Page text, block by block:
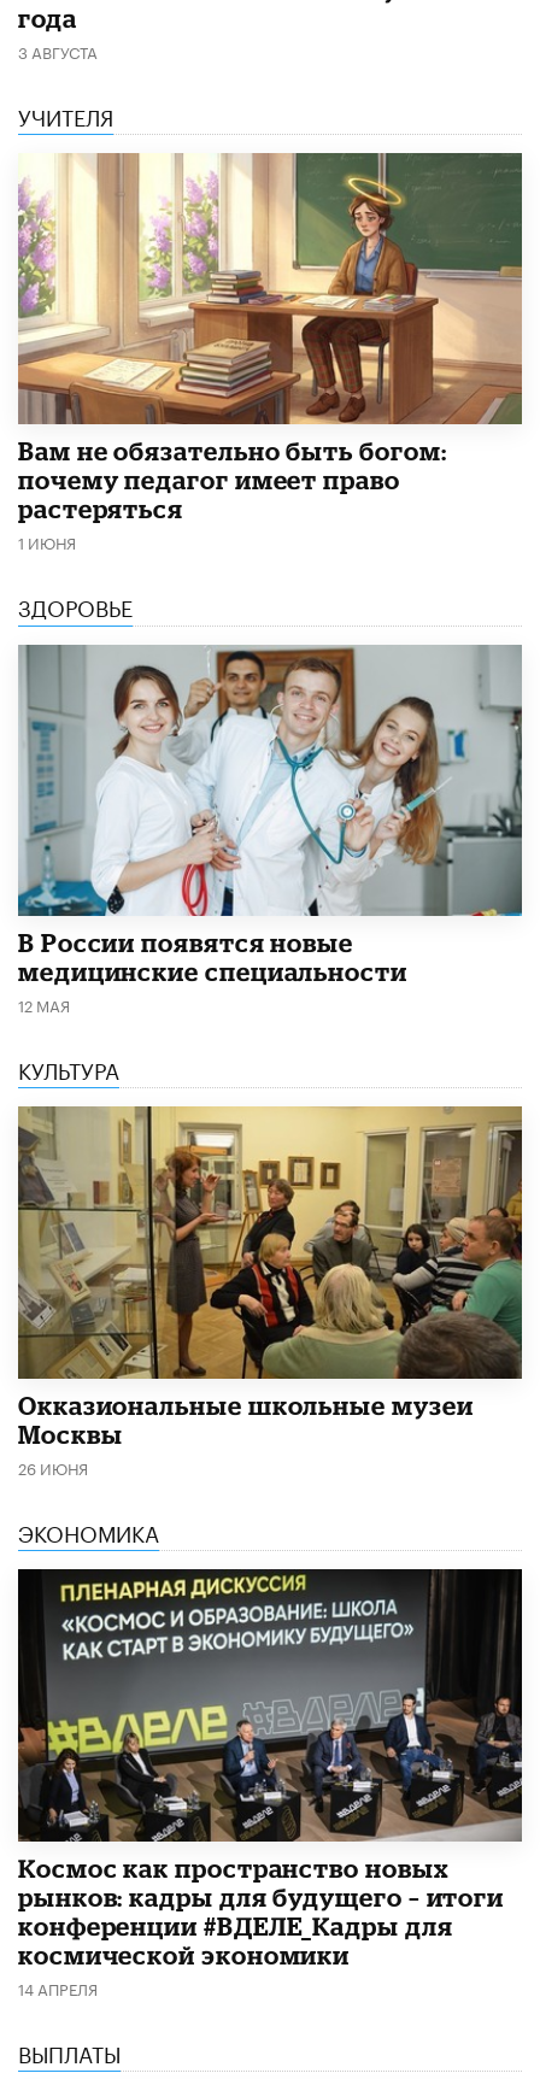
года
3 АВГУСТА
УЧИТЕЛЯ
​Вам не обязательно быть богом:
почему педагог имеет право
растеряться
1 ИЮНЯ
ЗДОРОВЬЕ
В России появятся новые
медицинские специальности
12 МАЯ
КУЛЬТУРА
​Окказиональные школьные музеи
Москвы
26 ИЮНЯ
ЭКОНОМИКА
Космос как пространство новых
рынков: кадры для будущего – итоги
конференции #ВДЕЛЕ_Кадры для
космической экономики
14 АПРЕЛЯ
ВЫПЛАТЫ